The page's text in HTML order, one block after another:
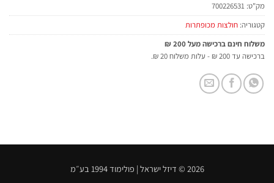
מק"ט: 700226531
קטגוריה: חולצות מכופתרות
משלוח חינם ברכישה מעל 200 ₪
ברכישה עד 200 ₪ - עלות משלוח 20 ₪.
2026 © דיזל ישראל | פולימוד 1994 בע״מ